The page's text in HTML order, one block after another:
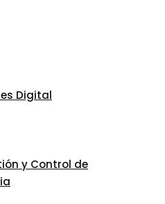
Digital
y Control de